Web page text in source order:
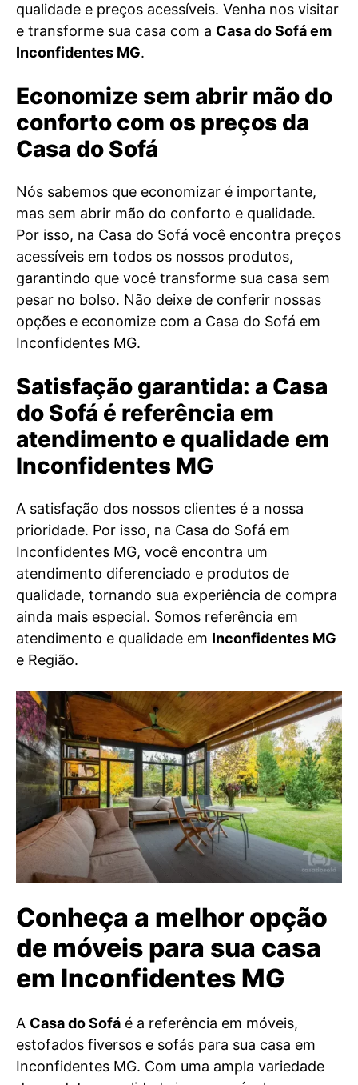
qualidade e preços acessíveis. Venha nos visitar
e transforme sua casa com a Casa do Sofá em
Inconfidentes MG.
Economize sem abrir mão do
conforto com os preços da
Casa do Sofá
Nós sabemos que economizar é importante,
mas sem abrir mão do conforto e qualidade.
Por isso, na Casa do Sofá você encontra preços
acessíveis em todos os nossos produtos,
garantindo que você transforme sua casa sem
pesar no bolso. Não deixe de conferir nossas
opções e economize com a Casa do Sofá em
Inconfidentes MG.
Satisfação garantida: a Casa
do Sofá é referência em
atendimento e qualidade em
Inconfidentes MG
A satisfação dos nossos clientes é a nossa
prioridade. Por isso, na Casa do Sofá em
Inconfidentes MG, você encontra um
atendimento diferenciado e produtos de
qualidade, tornando sua experiência de compra
ainda mais especial. Somos referência em
atendimento e qualidade em Inconfidentes MG
e Região.
Conheça a melhor opção
de móveis para sua casa
em Inconfidentes MG
A Casa do Sofá é a referência em móveis,
estofados fiversos e sofás para sua casa em
Inconfidentes MG. Com uma ampla variedade